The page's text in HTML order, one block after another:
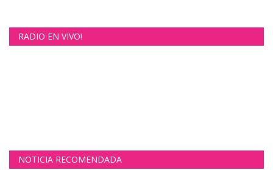
RADIO EN VIVO!
NOTICIA RECOMENDADA